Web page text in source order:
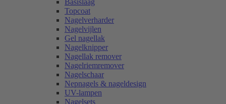
Basislaag
Topcoat
Nagelverharder
Nagelvijlen
Gel nagellak
Nagelknipper
Nagellak remover
Nagelriemremover
Nagelschaar
Nepnagels & nageldesign
UV-lampen
Nagelsets